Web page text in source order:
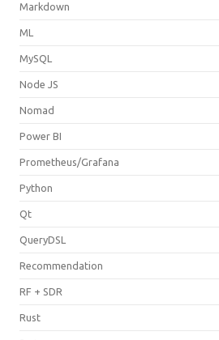
Markdown
ML
MySQL
Node JS
Nomad
Power BI
Prometheus/Grafana
Python
Qt
QueryDSL
Recommendation
RF + SDR
Rust